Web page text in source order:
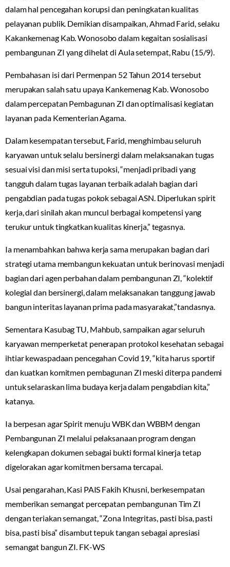
dalam hal pencegahan korupsi dan peningkatan kualitas
pelayanan publik. Demikian disampaikan, Ahmad Farid, selaku
Kakankemenag Kab. Wonosobo dalam kegaitan sosialisasi
pembangunan ZI yang dihelat di Aula setempat, Rabu (15/9).
Pembahasan isi dari Permenpan 52 Tahun 2014 tersebut
merupakan salah satu upaya Kankemenag Kab. Wonosobo
dalam percepatan Pembagunan ZI dan optimalisasi kegiatan
layanan pada Kementerian Agama.
Dalam kesempatan tersebut, Farid, menghimbau seluruh
karyawan untuk selalu bersinergi dalam melaksanakan tugas
sesuai visi dan misi serta tupoksi, “menjadi pribadi yang
tangguh dalam tugas layanan terbaik adalah bagian dari
pengabdian pada tugas pokok sebagai ASN. Diperlukan spirit
kerja, dari sinilah akan muncul berbagai kompetensi yang
terukur untuk tingkatkan kualitas kinerja,” tegasnya.
Ia menambahkan bahwa kerja sama merupakan bagian dari
strategi utama membangun kekuatan untuk berinovasi menjadi
bagian dari agen perbahan dalam pembangunan ZI, “kolektif
kolegial dan bersinergi, dalam melaksanakan tanggung jawab
bangun interitas layanan prima pada masyarakat,”tandasnya.
Sementara Kasubag TU, Mahbub, sampaikan agar seluruh
karyawan memperketat penerapan protokol kesehatan sebagai
ihtiar kewaspadaan pencegahan Covid 19, “kita harus sportif
dan kuatkan komitmen pembagunan ZI meski diterpa pandemi
untuk selaraskan lima budaya kerja dalam pengabdian kita,”
katanya.
Ia berpesan agar Spirit menuju WBK dan WBBM dengan
Pembangunan ZI melalui pelaksanaan program dengan
kelengkapan dokumen sebagai bukti formal kinerja tetap
digelorakan agar komitmen bersama tercapai.
Usai pengarahan, Kasi PAIS Fakih Khusni, berkesempatan
memberikan semangat percepatan pembangunan Tim ZI
dengan teriakan semangat, “Zona Integritas, pasti bisa, pasti
bisa, pasti bisa” disambut tepuk tangan sebagai apresiasi
semangat bangun ZI. FK-WS